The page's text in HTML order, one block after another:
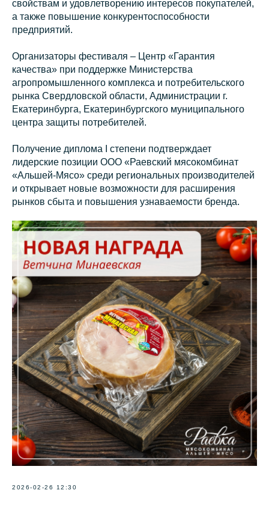
свойствам и удовлетворению интересов покупателей,
а также повышение конкурентоспособности
предприятий.
Организаторы фестиваля – Центр «Гарантия
качества» при поддержке Министерства
агропромышленного комплекса и потребительского
рынка Свердловской области, Администрации г.
Екатеринбурга, Екатеринбургского муниципального
центра защиты потребителей.
Получение диплома I степени подтверждает
лидерские позиции ООО «Раевский мясокомбинат
«Альшей-Мясо» среди региональных производителей
и открывает новые возможности для расширения
рынков сбыта и повышения узнаваемости бренда.
2026-02-26 12:30